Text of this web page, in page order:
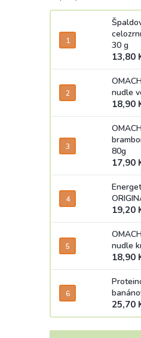
30 g
13,80
nudle
18,90
80g
17,90
19,20
nudle
18,90
25,70